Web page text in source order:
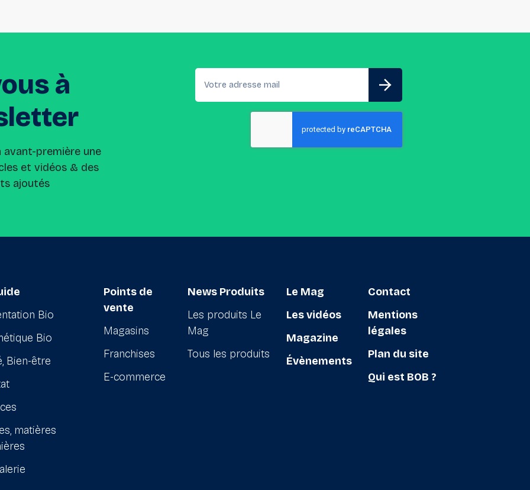
à
avant-première une
et vidéos & des
ajoutés
Bio
Bio
Bien-être
matières
Points de
vente
Magasins
Franchises
E-commerce
News Produits
Les produits Le
Mag
Tous les produits
Le Mag
Les vidéos
Magazine
Évènements
Contact
Mentions
légales
Plan du site
Qui est BOB ?